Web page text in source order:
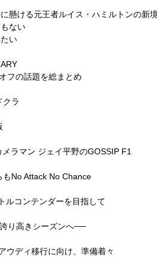
懸ける元王者ルイス・ハミルトンの新
ない
い
フの話題を総まとめ
クラ
ラマン ジェイ平野のGOSSIP F1
もNo Attack No Chance
ルコンテンダーを目指して
り高きシーズンへ──
ウディ移行に向け、準備着々